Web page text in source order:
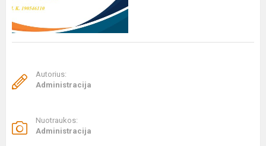
Autorius:
Administracija
Nuotraukos:
Administracija